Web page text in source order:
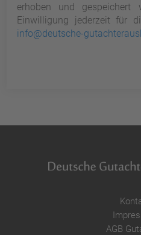
erhoben und gespeichert
Einwilligung jederzeit für
info@deutsche-
AGB